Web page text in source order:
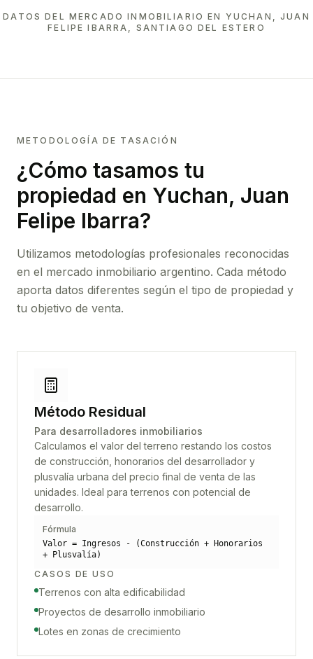
DATOS DEL MERCADO INMOBILIARIO EN YUCHAN, JUAN
FELIPE IBARRA, SANTIAGO DEL ESTERO
METODOLOGÍA DE TASACIÓN
¿Cómo tasamos tu
propiedad en Yuchan, Juan
Felipe Ibarra?
Utilizamos metodologías profesionales reconocidas
en el mercado inmobiliario argentino. Cada método
aporta datos diferentes según el tipo de propiedad y
tu objetivo de venta.
Método Residual
Para desarrolladores inmobiliarios
Calculamos el valor del terreno restando los costos
de construcción, honorarios del desarrollador y
plusvalía urbana del precio final de venta de las
unidades. Ideal para terrenos con potencial de
desarrollo.
Fórmula
Valor = Ingresos - (Construcción + Honorarios
+ Plusvalía)
CASOS DE USO
Terrenos con alta edificabilidad
Proyectos de desarrollo inmobiliario
Lotes en zonas de crecimiento